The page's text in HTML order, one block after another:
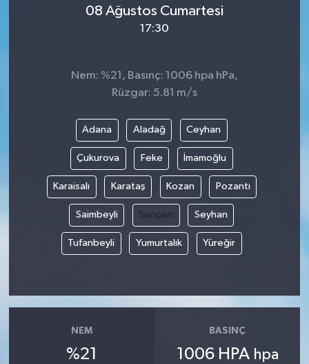
08 Ağustos Cumartesi
17:30
Nem: %21, Basınç: 1006 hpa hPa,
Rüzgar: 5.81 m/s
Adana Aladağ Ceyhan
Çukurova Feke İmamoğlu
Karaisalı Karataş Kozan Pozantı
Saimbeyli Sarıçam Seyhan
Tufanbeyli Yumurtalık Yüreğir
NEM
%21
BASINÇ
1006 HPA hpa